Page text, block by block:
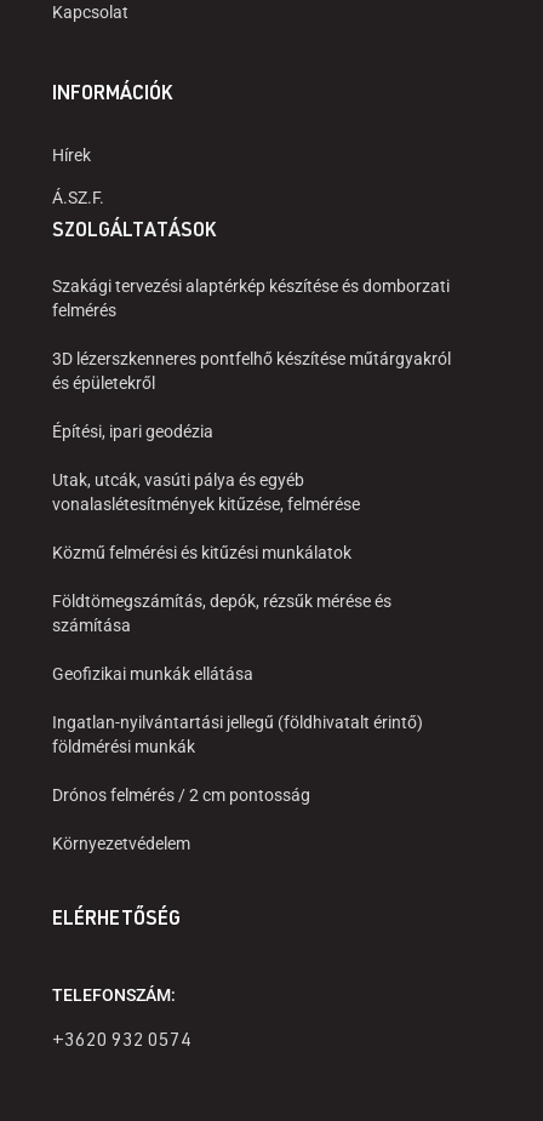
Kapcsolat
INFORMÁCIÓK
Hírek
Á.SZ.F.
SZOLGÁLTATÁSOK
Szakági tervezési alaptérkép készítése és domborzati
felmérés
3D lézerszkenneres pontfelhő készítése műtárgyakról
és épületekről
Építési, ipari geodézia
Utak, utcák, vasúti pálya és egyéb
vonalaslétesítmények kitűzése, felmérése
Közmű felmérési és kitűzési munkálatok
Földtömegszámítás, depók, rézsűk mérése és
számítása
Geofizikai munkák ellátása
Ingatlan-nyilvántartási jellegű (földhivatalt érintő)
földmérési munkák
Drónos felmérés / 2 cm pontosság
Környezetvédelem
ELÉRHETŐSÉG
TELEFONSZÁM:
+3620 932 0574